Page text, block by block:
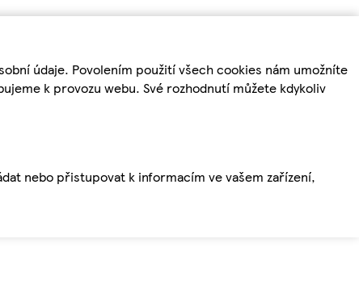
údaje. Povolením použití všech cookies nám umožníte
k provozu webu. Své rozhodnutí můžete kdykoliv
nebo přistupovat k informacím ve vašem zařízení,